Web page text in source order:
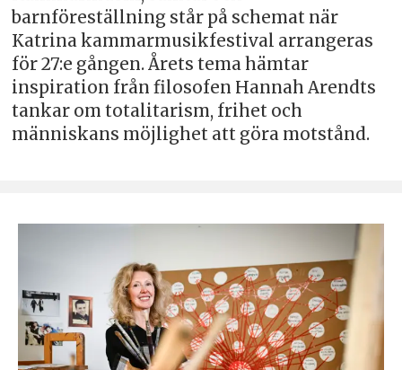
barnföreställning står på schemat när
Katrina kammarmusikfestival arrangeras
för 27:e gången. Årets tema hämtar
inspiration från filosofen Hannah Arendts
tankar om totalitarism, frihet och
människans möjlighet att göra motstånd.